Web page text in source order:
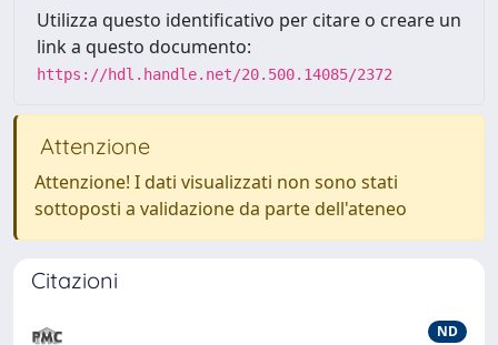
Utilizza questo identificativo per citare o creare un
link a questo documento:
https://hdl.handle.net/20.500.14085/2372
Attenzione
Attenzione! I dati visualizzati non sono stati
sottoposti a validazione da parte dell'ateneo
Citazioni
ND